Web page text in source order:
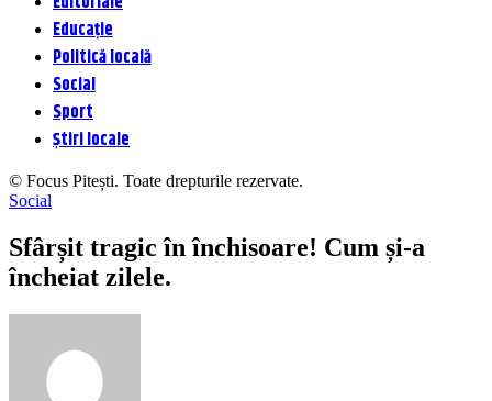
Educație
Politică locală
Social
Sport
Știri locale
© Focus Pitești. Toate drepturile rezervate.
Social
Sfârșit tragic în închisoare! Cum și-a
încheiat zilele.